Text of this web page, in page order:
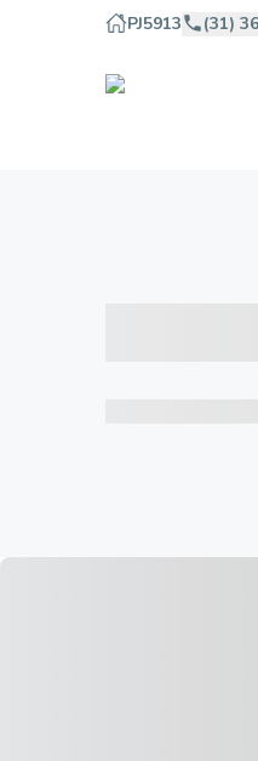
PJ5913 (31)